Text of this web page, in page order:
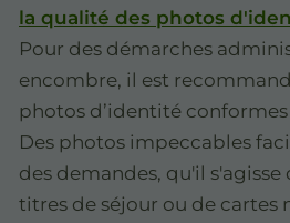
la qualité des photos
Pour des démarches
encombre, il est
photos d’identité conformes
Des photos impeccables
des demandes, qu'il s'agisse
titres de séjour ou de cartes